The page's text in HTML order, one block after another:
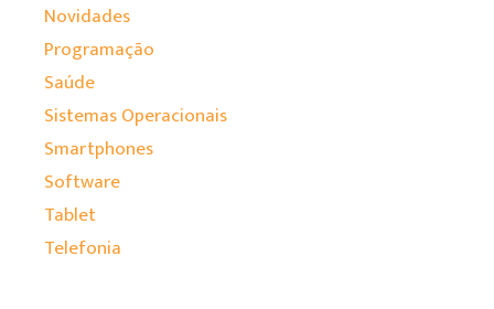
Novidades
Programação
Saúde
Sistemas Operacionais
Smartphones
Software
Tablet
Telefonia